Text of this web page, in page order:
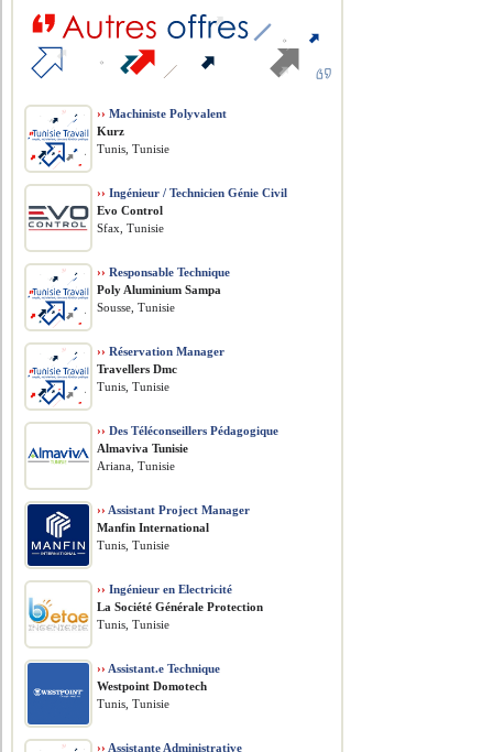
›› Machiniste Polyvalent
Kurz
Tunis, Tunisie
›› Ingénieur / Technicien Génie Civil
Evo Control
Sfax, Tunisie
›› Responsable Technique
Poly Aluminium Sampa
Sousse, Tunisie
›› Réservation Manager
Travellers Dmc
Tunis, Tunisie
›› Des Téléconseillers Pédagogique
Almaviva Tunisie
Ariana, Tunisie
›› Assistant Project Manager
Manfin International
Tunis, Tunisie
›› Ingénieur en Electricité
La Société Générale Protection
Tunis, Tunisie
›› Assistant.e Technique
Westpoint Domotech
Tunis, Tunisie
›› Assistante Administrative